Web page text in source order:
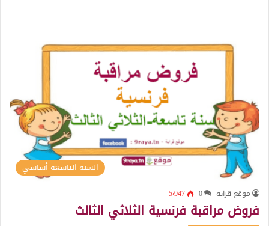
السنة التاسعة أساسي
موقع قراية 0 5٬947
فروض مراقبة فرنسية الثلاثي الثالث